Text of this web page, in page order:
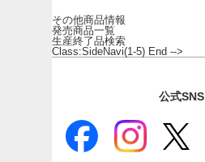
その他商品情報
発売商品一覧
生産終了品検索
Class:SideNavi(1-5) End -->
公式SNS